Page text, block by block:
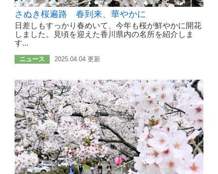
さぬき桜遍路 春到来、華やかに
日差しもすっかり春めいて、今年も桜が鮮やかに開花
しました。見頃を迎えた香川県内の名所を紹介しま
す...
ニュース 2025.04.04 更新